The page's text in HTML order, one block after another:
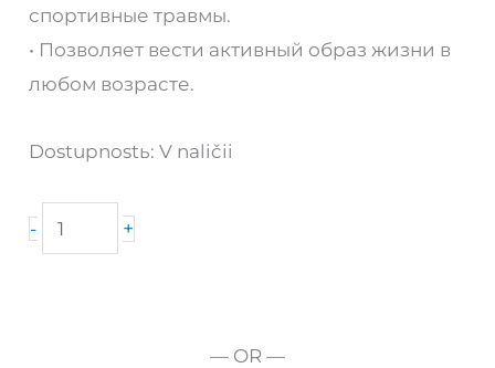
спортивные травмы.
• Позволяет вести активный образ жизни в
любом возрасте.
Dostupnostь: V naličii
-
Količestvo
tovara
+
— OR —